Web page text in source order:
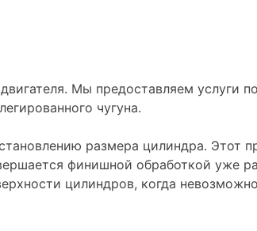
Мы предоставляем услуги
чугуна.
размера цилиндра. Этот
финишной обработкой уже
цилиндров, когда